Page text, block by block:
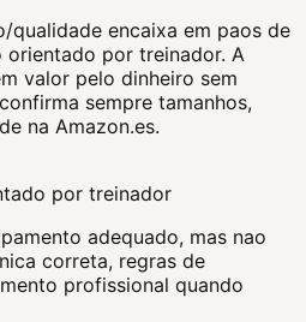
qualidade encaixa em paos de
por treinador. A
valor pelo dinheiro sem
sempre tamanhos,
na Amazon.es.
por treinador
adequado, mas nao
correta, regras de
profissional quando